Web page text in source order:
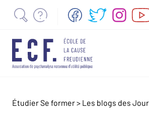
Étudier Se former > Les blogs des